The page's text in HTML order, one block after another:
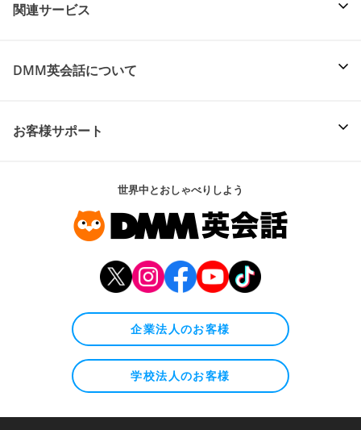
関連サービス
DMM英会話について
お客様サポート
世界中とおしゃべりしよう
企業法人のお客様
学校法人のお客様